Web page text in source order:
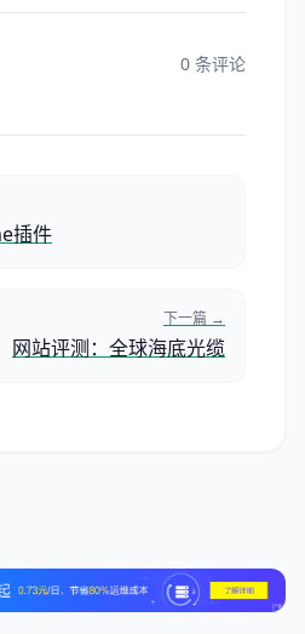
0 条评论
插件
下一篇 →
网站评测：全球海底光缆